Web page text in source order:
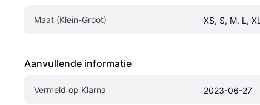
Maat (Klein-Groot) XS, S, M, L,
Aanvullende informatie
Vermeld op Klarna 2023-06-27